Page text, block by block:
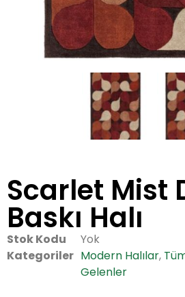
Scarlet Mist
Baskı Halı
Stok Kodu
Yok
Kategoriler Modern Halılar,
Gelenler